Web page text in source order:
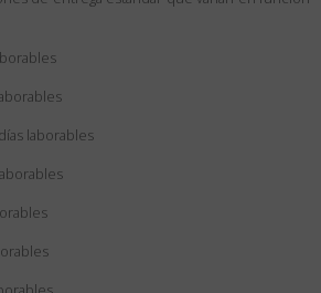
laborables